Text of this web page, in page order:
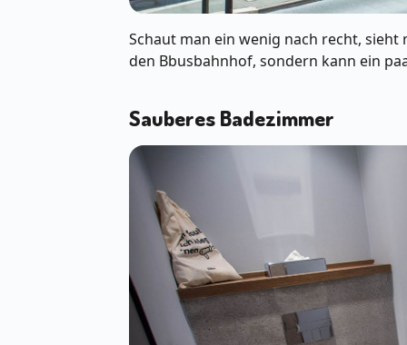
Schaut man ein wenig nach recht,
den Bbusbahnhof, sondern kann ein
Sauberes Badezimmer